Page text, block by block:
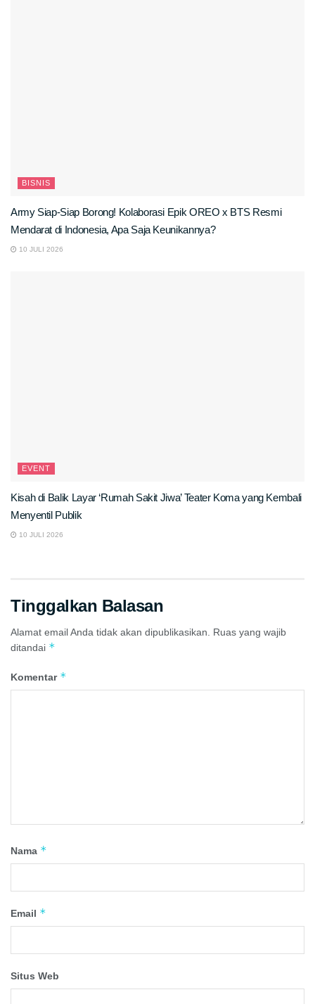
BISNIS
Army Siap-Siap Borong! Kolaborasi Epik OREO x BTS Resmi
Mendarat di Indonesia, Apa Saja Keunikannya?
10 JULI 2026
EVENT
Kisah di Balik Layar ‘Rumah Sakit Jiwa’ Teater Koma yang Kembali
Menyentil Publik
10 JULI 2026
Tinggalkan Balasan
Alamat email Anda tidak akan dipublikasikan.
Ruas yang wajib
ditandai *
Komentar *
Nama *
Email *
Situs Web